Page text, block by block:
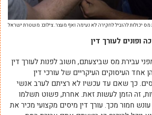
מס יכולות להוביל לחקירה לא נעימה ואף מעצר. צילום: משטרת ישראל
ופונים לעורך דין
עבירת מס שביצעתם, חשוב לפנות לעורך דין
הן אחד העיסוקים העיקריים של עורכי דין
כך שאם עד עכשיו לא רציתם לערב אנשי
זה הזמן לעשות זאת. אחרת, פשוט תשלמו
חמור מכך. עורך דין מיסים מקצועי מכיר את